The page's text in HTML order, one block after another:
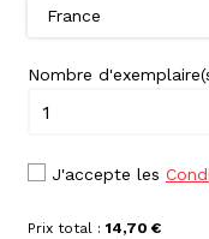
Nombre
J'accepte les
Prix total : 14,70 €